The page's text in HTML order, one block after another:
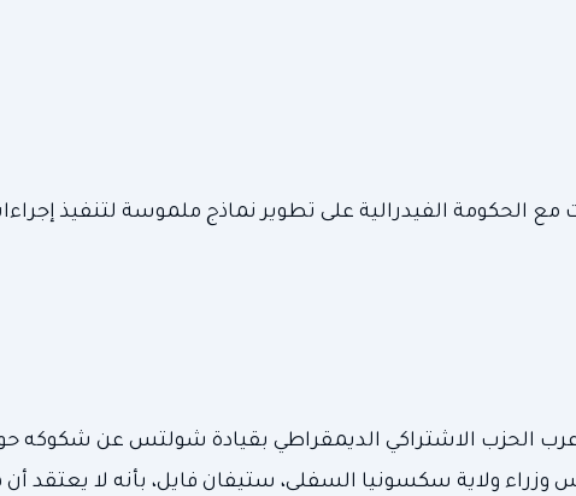
مع الحكومة الفيدرالية على تطوير نماذج ملموسة لتنفيذ
أعرب الحزب الاشتراكي الديمقراطي بقيادة شولتس عن شكوكه
وزراء ولاية سكسونيا السفلى، ستيفان فايل، بأنه لا يعتقد